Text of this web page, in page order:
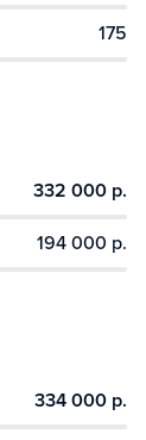
175
332 000 р.
194 000 р.
334 000 р.